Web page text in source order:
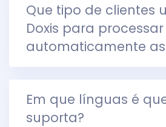
Que tipo de clientes
Doxis para processar
automaticamente as
Em que línguas é
suporta?